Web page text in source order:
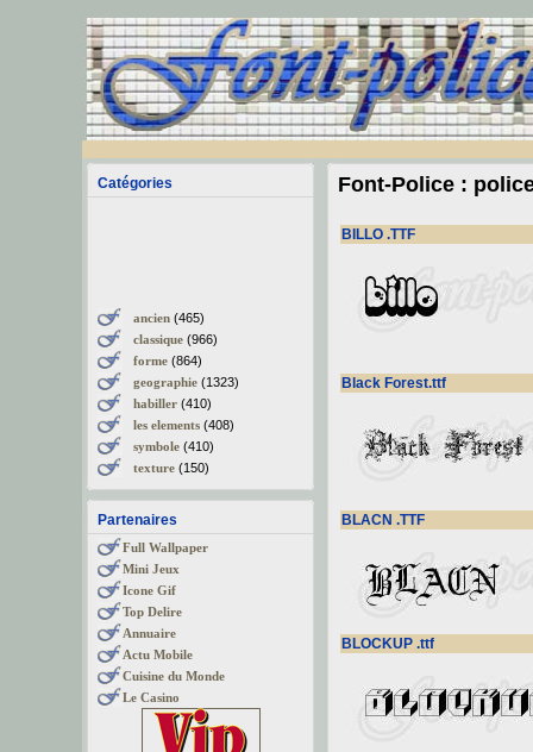
Catégories
ancien(465)
classique(966)
forme(864)
geographie(1323)
habiller(410)
les elements(408)
symbole(410)
texture(150)
Partenaires
Full Wallpaper
Mini Jeux
Icone Gif
Top Delire
Annuaire
Actu Mobile
Cuisine du Monde
Le Casino
Font-Police :
BILLO .TTF
Black Forest.ttf
BLACN .TTF
BLOCKUP .ttf